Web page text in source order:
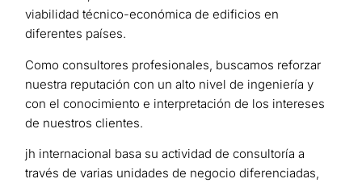
viabilidad técnico-económica de edificios en
diferentes países.
Como consultores profesionales, buscamos reforzar
nuestra reputación con un alto nivel de ingeniería y
con el conocimiento e interpretación de los intereses
de nuestros clientes.
jh internacional basa su actividad de consultoría a
través de varias unidades de negocio diferenciadas,